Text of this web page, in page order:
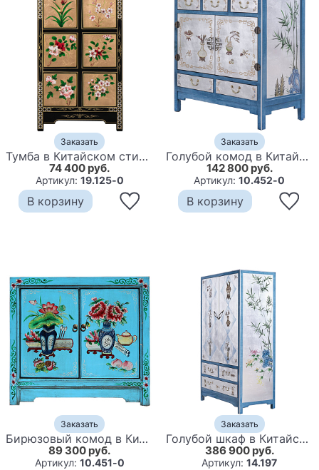
Заказать
Тумба в Китайском стиле ручная роспись Black and Gold Chinese Nightstand
74 400 руб.
Артикул: 19.125-0
В корзину
Заказать
Голубой комод в Китайском стиле Blue Pearl Chinese Chest of Drawers
142 800 руб.
Артикул:10.452-0
В корзину
Заказать
Бирюзовый комод в Китайском стиле ручная роспись Chinese Chest of Drawers
89 300 руб.
Артикул: 10.451-0
Заказать
Голубой шкаф в Китайском стиле ручная роспись Blue Pearl Chinese Cabinet
386 900 руб.
Артикул:14.197